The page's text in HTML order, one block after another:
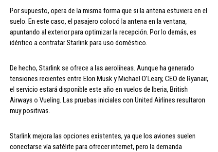
Por supuesto, opera de la misma forma que si la antena estuviera en el
suelo. En este caso, el pasajero colocó la antena en la ventana,
apuntando al exterior para optimizar la recepción. Por lo demás, es
idéntico a contratar Starlink para uso doméstico.
De hecho, Starlink se ofrece a las aerolíneas. Aunque ha generado
tensiones recientes entre Elon Musk y Michael O’Leary, CEO de Ryanair,
el servicio estará disponible este año en vuelos de Iberia, British
Airways o Vueling. Las pruebas iniciales con United Airlines resultaron
muy positivas.
Starlink mejora las opciones existentes, ya que los aviones suelen
conectarse vía satélite para ofrecer internet, pero la demanda